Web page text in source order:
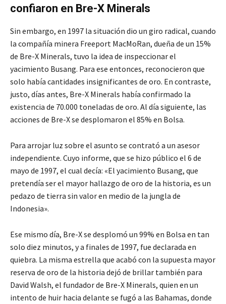
confiaron en Bre-X Minerals
Sin embargo, en 1997 la situación dio un giro radical, cuando
la compañía minera Freeport MacMoRan, dueña de un 15%
de Bre-X Minerals, tuvo la idea de inspeccionar el
yacimiento Busang. Para ese entonces, reconocieron que
solo había cantidades insignificantes de oro. En contraste,
justo, días antes, Bre-X Minerals había confirmado la
existencia de 70.000 toneladas de oro. Al día siguiente, las
acciones de Bre-X se desplomaron el 85% en Bolsa.
Para arrojar luz sobre el asunto se contrató a un asesor
independiente. Cuyo informe, que se hizo público el 6 de
mayo de 1997, el cual decía: «El yacimiento Busang, que
pretendía ser el mayor hallazgo de oro de la historia, es un
pedazo de tierra sin valor en medio de la jungla de
Indonesia».
Ese mismo día, Bre-X se desplomó un 99% en Bolsa en tan
solo diez minutos, y a finales de 1997, fue declarada en
quiebra. La misma estrella que acabó con la supuesta mayor
reserva de oro de la historia dejó de brillar también para
David Walsh, el fundador de Bre-X Minerals, quien en un
intento de huir hacia delante se fugó a las Bahamas, donde